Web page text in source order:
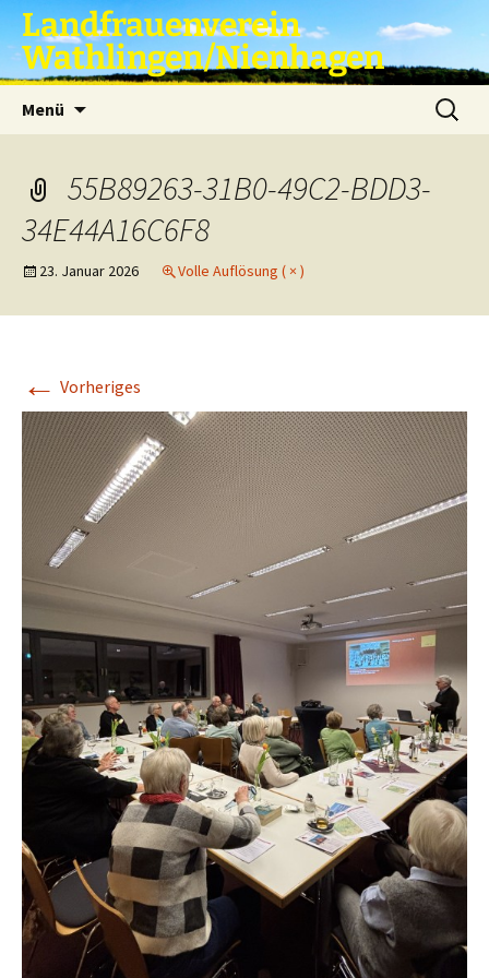
Zum
Inhalt
springen
Landfrauenverein
Wathlingen/Nienhagen
Menü
Suche
nach:
55B89263-31B0-49C2-BDD3-
34E44A16C6F8
23. Januar 2026 Volle Auflösung ( × )
← Vorheriges